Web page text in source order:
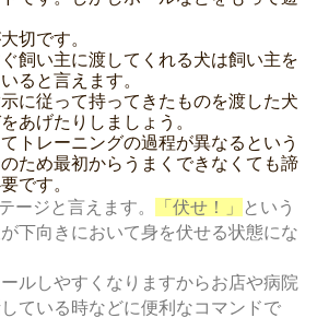
切です。
飼い主に渡してくれる犬は飼い主を
ると言えます。
に従って持ってきたものを渡した犬
あげたりしましょう。
トレーニングの過程が異なるという
ため最初からうまくできなくても諦
です。
ージと言えます。 「伏せ！」
という
下向きにおいて身を伏せる状態にな
ルしやすくなりますからお店や病院
ている時などに便利なコマンドで